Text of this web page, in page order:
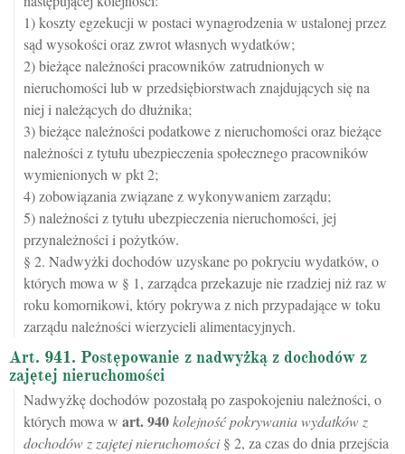
1) koszty egzekucji w postaci wynagrodzenia w ustalonej przez
sąd wysokości oraz zwrot własnych wydatków;
2) bieżące należności pracowników zatrudnionych w
nieruchomości lub w przedsiębiorstwach znajdujących się na
niej i należących do dłużnika;
3) bieżące należności podatkowe z nieruchomości oraz bieżące
należności z tytułu ubezpieczenia społecznego pracowników
wymienionych w pkt 2;
4) zobowiązania związane z wykonywaniem zarządu;
5) należności z tytułu ubezpieczenia nieruchomości, jej
przynależności i pożytków.
§ 2. Nadwyżki dochodów uzyskane po pokryciu wydatków, o
których mowa w § 1, zarządca przekazuje nie rzadziej niż raz w
roku komornikowi, który pokrywa z nich przypadające w toku
zarządu należności wierzycieli alimentacyjnych.
Art. 941. Postępowanie z nadwyżką z dochodów z
zajętej nieruchomości
Nadwyżkę dochodów pozostałą po zaspokojeniu należności, o
których mowa w art.940kolejność pokrywania wydatków z
dochodów z zajętej nieruchomości§ 2, za czas do dnia przejścia